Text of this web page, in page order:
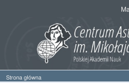
Strona główna